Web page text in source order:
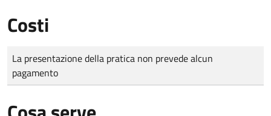
Costi
Tipo di pagamento
Importo
La presentazione della pratica non prevede alcun
pagamento